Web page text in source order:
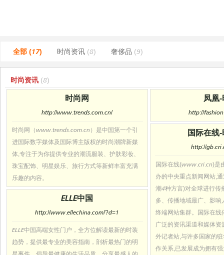
全部 (17) 时尚资讯 (8) 奢侈品 (9)
时尚资讯 (8)
时尚网
http://www.trends.com.cn/
时尚网（www.trends.com.cn）是中国第一个引
进国际数字媒体及国际博主版权的时尚潮牌新媒
体,专注于为你提供专业的潮流服装、护肤彩妆、
珠宝配饰、明星娱乐、旅行方式等新鲜丰富充满
乐趣的内容。
凤凰
http://
国际在线
http://
国际在线(www.cri.cn)是
办的中央重点新闻网站,
潮4种方言)对全球进行传
多、传播地域最广、影
终端网站集群。国际在线
广泛的资讯渠道和媒体
外记者站,与许多国家的
作关系,已发展成为拥有
ELLE中国
http://www.ellechina.com/?d=1
ELLE中国高端女性门户，全方位解读最新的时装
趋势，提供最专业的美容指南，剖析最热门的明